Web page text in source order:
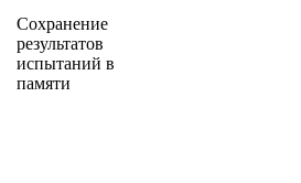
Сохранение
результатов
испытаний в
памяти